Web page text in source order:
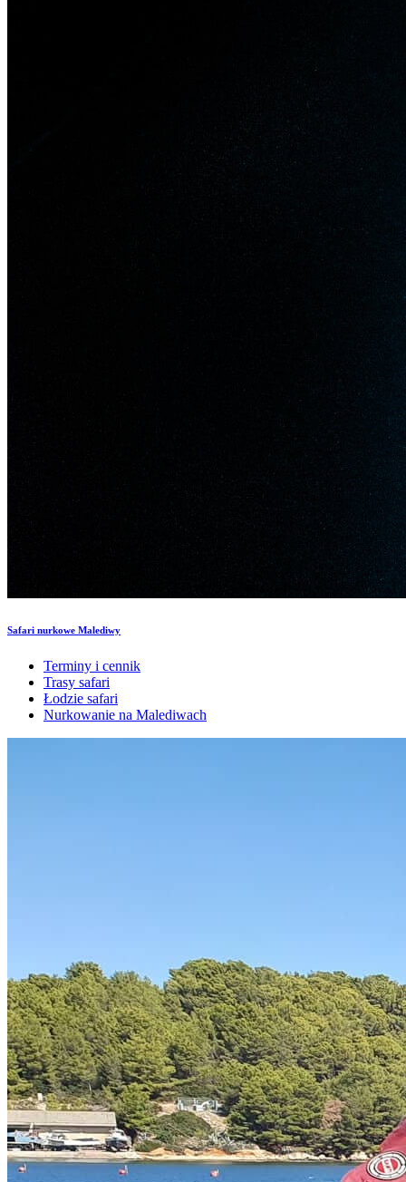
Safari nurkowe Malediwy
Terminy i cennik
Trasy safari
Łodzie safari
Nurkowanie na Malediwach